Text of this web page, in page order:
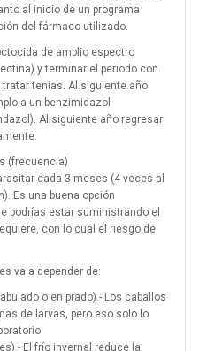
al inicio de un programa
del fármaco utilizado.
de amplio espectro
y terminar el periodo con
tenias. Al siguiente año
a un benzimidazol
Al siguiente año regresar
(frecuencia)
cada 3 meses (4 veces al
Es una buena opción
podrías estar suministrando el
con lo cual el riesgo de
va a depender de:
o en prado).- Los caballos
de larvas, pero eso solo lo
El frío invernal reduce la